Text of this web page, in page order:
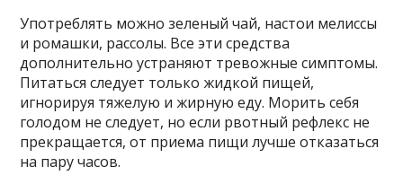
Употреблять можно зеленый чай, настои мелиссы
и ромашки, рассолы. Все эти средства
дополнительно устраняют тревожные симптомы.
Питаться следует только жидкой пищей,
игнорируя тяжелую и жирную еду. Морить себя
голодом не следует, но если рвотный рефлекс не
прекращается, от приема пищи лучше отказаться
на пару часов.